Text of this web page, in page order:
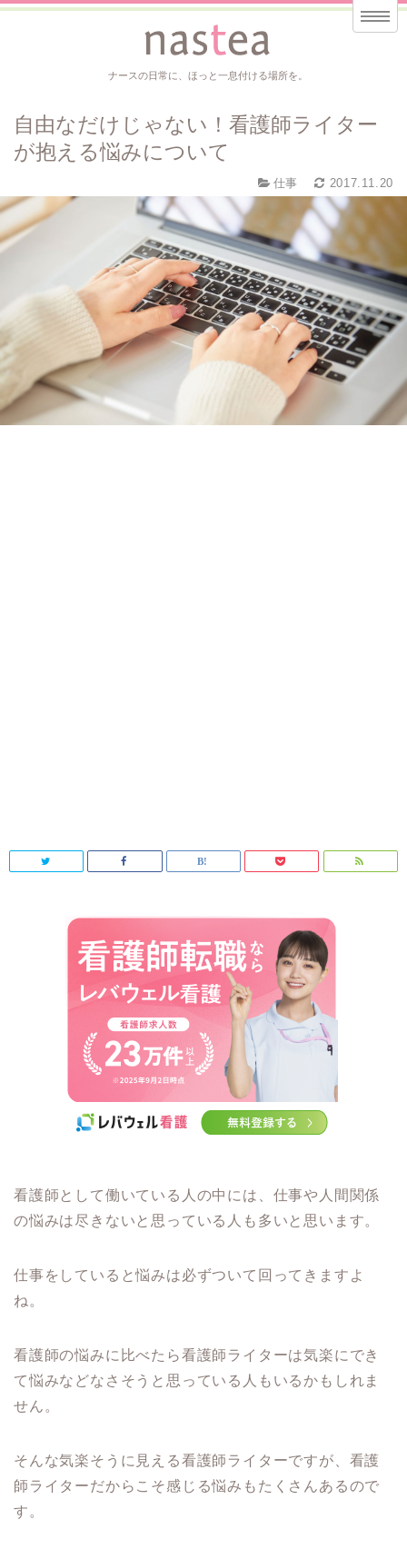
ナースの日常に、ほっと一息付ける場所を。
自由なだけじゃない！看護師ライター
が抱える悩みについて
仕事 2017.11.20
看護師として働いている人の中には、仕事や人間関係
の悩みは尽きないと思っている人も多いと思います。
仕事をしていると悩みは必ずついて回ってきますよ
ね。
看護師の悩みに比べたら看護師ライターは気楽にでき
て悩みなどなさそうと思っている人もいるかもしれま
せん。
そんな気楽そうに見える看護師ライターですが、看護
師ライターだからこそ感じる悩みもたくさんあるので
す。